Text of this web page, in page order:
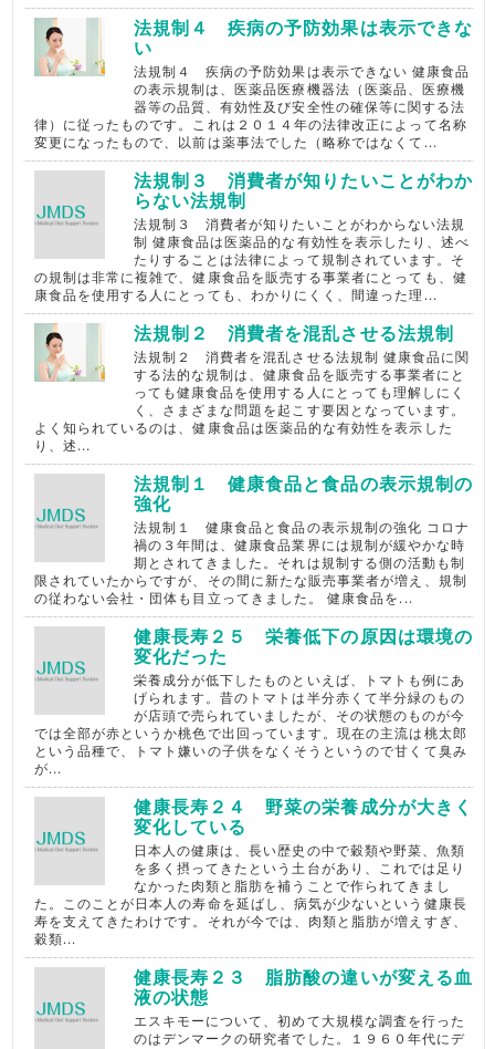
法規制４ 疾病の予防効果は表示できな
い
法規制４ 疾病の予防効果は表示できない 健康食品
の表示規制は、医薬品医療機器法（医薬品、医療機
器等の品質、有効性及び安全性の確保等に関する法
律）に従ったものです。これは２０１４年の法律改正によって名称
変更になったもので、以前は薬事法でした（略称ではなくて...
法規制３ 消費者が知りたいことがわか
らない法規制
法規制３ 消費者が知りたいことがわからない法規
制 健康食品は医薬品的な有効性を表示したり、述べ
たりすることは法律によって規制されています。そ
の規制は非常に複雑で、健康食品を販売する事業者にとっても、健
康食品を使用する人にとっても、わかりにくく、間違った理...
法規制２ 消費者を混乱させる法規制
法規制２ 消費者を混乱させる法規制 健康食品に関
する法的な規制は、健康食品を販売する事業者にと
っても健康食品を使用する人にとっても理解しにく
く、さまざまな問題を起こす要因となっています。
よく知られているのは、健康食品は医薬品的な有効性を表示した
り、述...
法規制１ 健康食品と食品の表示規制の
強化
法規制１ 健康食品と食品の表示規制の強化 コロナ
禍の３年間は、健康食品業界には規制が緩やかな時
期とされてきました。それは規制する側の活動も制
限されていたからですが、その間に新たな販売事業者が増え、規制
の従わない会社・団体も目立ってきました。 健康食品を...
健康長寿２５ 栄養低下の原因は環境の
変化だった
栄養成分が低下したものといえば、トマトも例にあ
げられます。昔のトマトは半分赤くて半分緑のもの
が店頭で売られていましたが、その状態のものが今
では全部が赤というか桃色で出回っています。現在の主流は桃太郎
という品種で、トマト嫌いの子供をなくそうというので甘くて臭み
が...
健康長寿２４ 野菜の栄養成分が大きく
変化している
日本人の健康は、長い歴史の中で穀類や野菜、魚類
を多く摂ってきたという土台があり、これでは足り
なかった肉類と脂肪を補うことで作られてきまし
た。このことが日本人の寿命を延ばし、病気が少ないという健康長
寿を支えてきたわけです。それが今では、肉類と脂肪が増えすぎ、
穀類...
健康長寿２３ 脂肪酸の違いが変える血
液の状態
エスキモーについて、初めて大規模な調査を行った
のはデンマークの研究者でした。１９６０年代にデ